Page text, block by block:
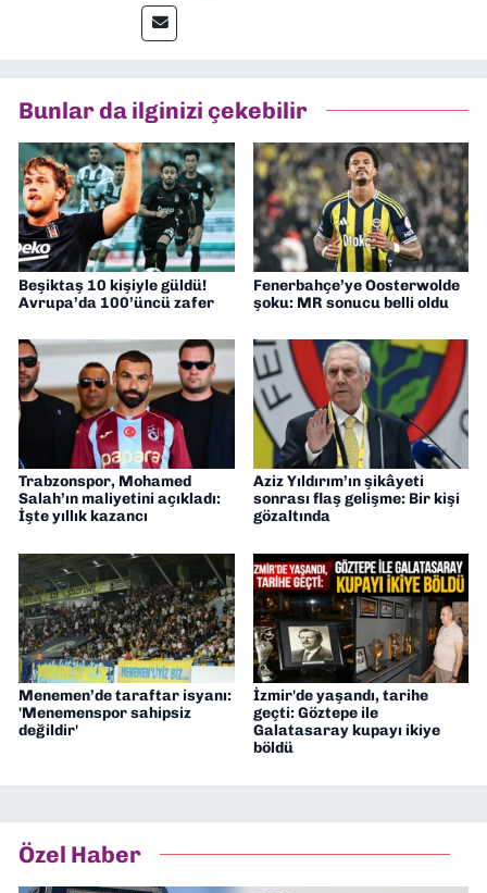
editörlük görevini de üstleniyorum.
Bunlar da ilginizi çekebilir
Beşiktaş 10 kişiyle güldü!
Avrupa’da 100’üncü zafer
Fenerbahçe’ye Oosterwolde
şoku: MR sonucu belli oldu
Trabzonspor, Mohamed
Salah’ın maliyetini açıkladı:
İşte yıllık kazancı
Aziz Yıldırım’ın şikâyeti
sonrası flaş gelişme: Bir kişi
gözaltında
Menemen’de taraftar isyanı:
'Menemenspor sahipsiz
değildir'
İzmir'de yaşandı, tarihe
geçti: Göztepe ile
Galatasaray kupayı ikiye
böldü
Özel Haber